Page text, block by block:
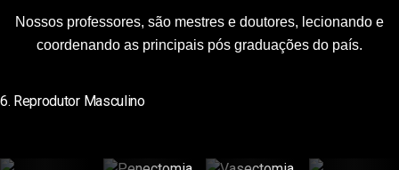
Nossos professores, são mestres e doutores, lecionando e
coordenando as principais pós graduações do país.
6. Reprodutor Masculino